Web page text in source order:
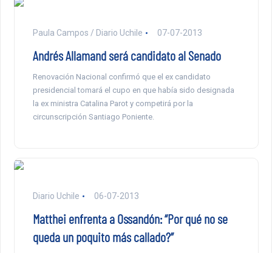
Paula Campos / Diario Uchile 07-07-2013
Andrés Allamand será candidato al Senado
Renovación Nacional confirmó que el ex candidato
presidencial tomará el cupo en que había sido designada
la ex ministra Catalina Parot y competirá por la
circunscripción Santiago Poniente.
Diario Uchile 06-07-2013
Matthei enfrenta a Ossandón: “Por qué no se
queda un poquito más callado?”